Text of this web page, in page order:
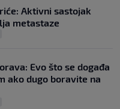
Aktivni sastojak
metastaze
Evo što se događa
ako dugo boravite na